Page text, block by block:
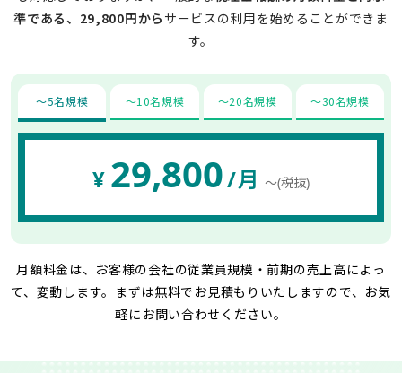
準である、29,800円から サービスの利用を始めることができま
す。
〜5名規模 〜10名規模 〜20名規模 〜30名規模
¥ 29,800/月 〜(税抜)
月額料金は、お客様の会社の従業員規模・前期の売上高によっ
て、変動します。 まずは無料でお見積もりいたしますので、お気
軽にお問い合わせください。